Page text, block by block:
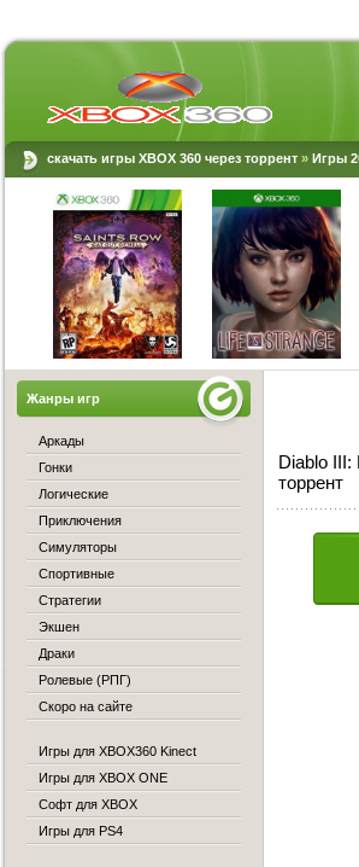
скачать игры XBOX 360 через торрент » Игры
Diablo
торрент
Жанры игр
Аркады
Гонки
Логические
Приключения
Симуляторы
Спортивные
Стратегии
Экшен
Драки
Ролевые (РПГ)
Скоро на сайте
Игры для XBOX360 Kinect
Игры для XBOX ONE
Софт для XBOX
Игры для PS4